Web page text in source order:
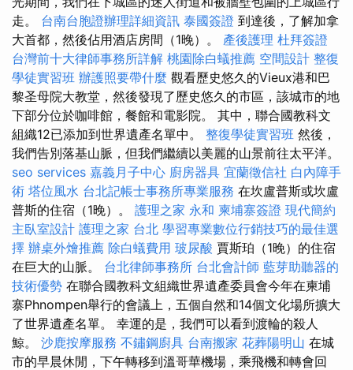
走。 台南台胞證辦理詳細資訊 泰國簽證 到達後，了解加拿
大首都，然後佔用酒店房間（1晚）。 產後護理 杜拜簽證
台灣前十大律師事務所詳解 桃園除白蟻推薦 空間設計 整復
學徒實習班 辦護照要帶什麼 觀看歷史悠久的Vieux港和巴
黎圣母院大教堂，然後發現了歷史悠久的市區，該城市的地
下部分位於咖啡館，餐館和電影院。 其中，聯合國教科文
組織12已添加到世界遺產名單中。 整復學徒實習班 然後，
我們告別落基山脈，但我們繼續以美麗的山景前往太平洋。
seo services 嘉義月子中心 廚房器具 宜蘭徵信社 白內障手
術 塔位風水 台北記帳士事務所專業服務 在坎盧普斯或坎盧
普斯的住宿（1晚）。 護理之家 永和 柬埔寨簽證 現代簡約
主臥室設計 護理之家 台北 學習專業數位行銷技巧的最佳選
擇 辦桌外燴推薦 除白蟻費用 玻尿酸 賈斯珀（1晚）的住宿
在巨大的山脈。 台北律師事務所 台北會計師 藍芽助聽器的
技術優勢 在聯合國教科文組織世界遺產委員會今年在柬埔
寨Phnompen舉行的會議上，五個自然和14個文化場所擴大
了世界遺產名單。 幸運的是，我們可以看到渡輪的殺人
鯨。 沙鹿按摩服務 不鏽鋼廚具 台南搬家 花葬陽明山 在城
市的早晨休閒，下午轉移到溫哥華機場，乘飛機和轉會回